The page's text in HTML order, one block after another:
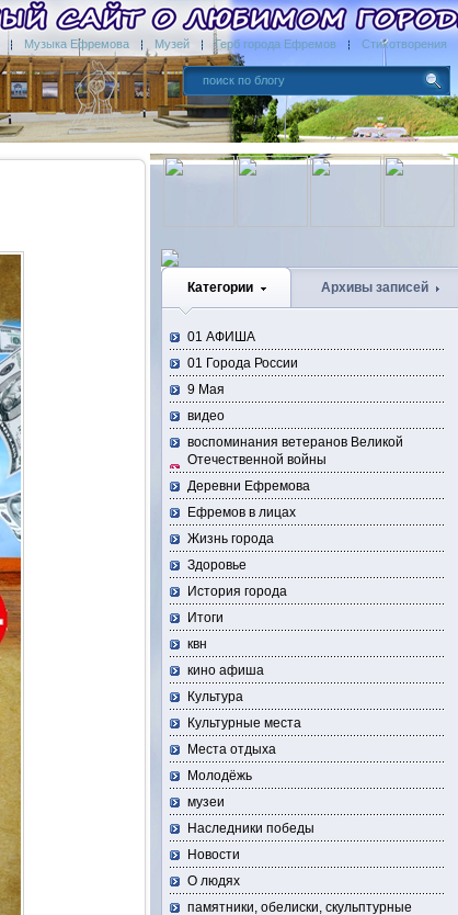
Музыка Ефремова Музей Герб города Ефремов Стихотворения
Категории Архивы записей
01 АФИША
01 Города России
9 Мая
видео
воспоминания ветеранов Великой
Отечественной войны
Деревни Ефремова
Ефремов в лицах
Жизнь города
Здоровье
История города
Итоги
квн
кино афиша
Культура
Культурные места
Места отдыха
Молодёжь
музеи
Наследники победы
Новости
О людях
памятники, обелиски, скульптурные